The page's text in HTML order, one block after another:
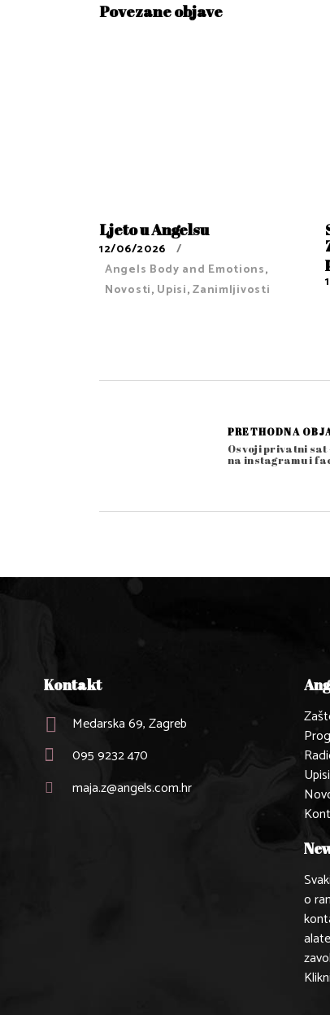
Povezane objave
Ljeto u Angelsu
12/06/2026
Angels Body and Emotions,
Novosti, Upisi,Zanimljivosti
PRETHODNA
Osvoji privatni sat
na instagramu i
Kontakt
Medarska 69, Zagreb
095 9232 470
maja.z@angels.com.hr
Upisi
o
Klikni